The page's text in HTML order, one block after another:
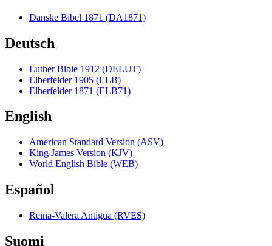
Danske Bibel 1871 (DA1871)
Deutsch
Luther Bible 1912 (DELUT)
Elberfelder 1905 (ELB)
Elberfelder 1871 (ELB71)
English
American Standard Version (ASV)
King James Version (KJV)
World English Bible (WEB)
Español
Reina-Valera Antigua (RVES)
Suomi